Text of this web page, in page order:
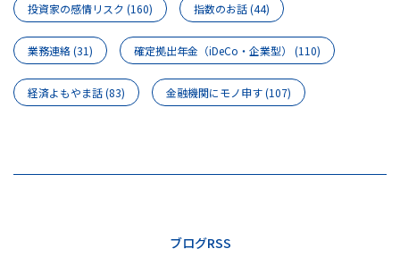
投資家の感情リスク (160) 指数のお話(44)
業務連絡(31) 確定拠出年金（iDeCo・企業型） (110)
経済よもやま話(83) 金融機関にモノ申す(107)
ブログRSS